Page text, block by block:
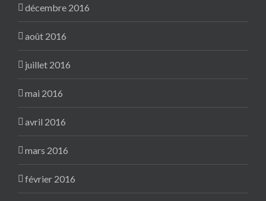
décembre 2016
août 2016
juillet 2016
mai 2016
avril 2016
mars 2016
février 2016